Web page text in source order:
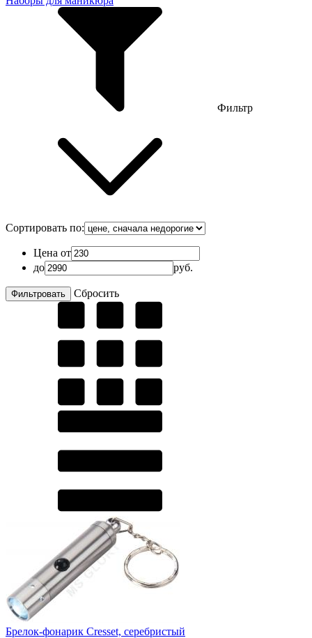
Фильтр
Сортировать по:
Цена от
до
руб.
Сбросить
Брелок-фонарик Cresset, серебристый